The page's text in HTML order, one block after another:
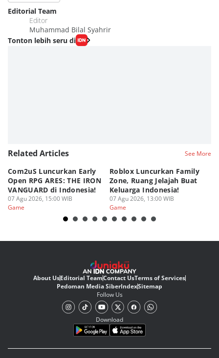
Editorial Team
Editor
Muhammad Bilal Syahrir
Tonton lebih seru di
Related Articles See More
Com2uS Luncurkan Early
Open RPG ARES: THE IRON
VANGUARD di Indonesia!
07 Agu 2026, 15:00 WIB
Game
Roblox Luncurkan Family
Zone, Ruang Jelajah Buat
Keluarga Indonesia!
07 Agu 2026, 13:00 WIB
Game
About UsEditorial TeamContact UsTerms of Services
Pedoman Media SiberIndexSitemap
Follow Us
Download